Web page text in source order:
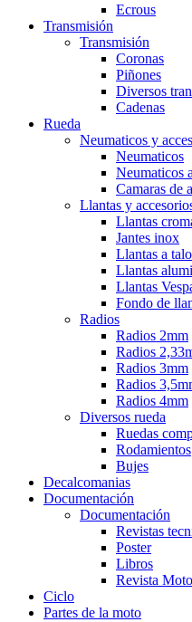
Ecrous
Transmisión
Transmisión
Coronas
Piñones
Diversos
Cadenas
Rueda
Neumaticos y
Neumaticos
Neumaticos
Camaras de
Llantas y
Llantas
Jantes inox
Llantas a
Llantas
Llantas
Fondo de
Radios
Radios 2mm
Radios
Radios 3mm
Radios
Radios 4mm
Diversos rueda
Ruedas
Rodamientos
Bujes
Decalcomanias
Documentación
Documentación
Revistas
Poster
Libros
Revista
Ciclo
Partes de la moto